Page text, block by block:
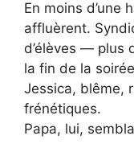
En moins d’une
affluèrent.
d’élèves — plus
la fin de la
Jessica, blême,
frénétiques.
Papa, lui,